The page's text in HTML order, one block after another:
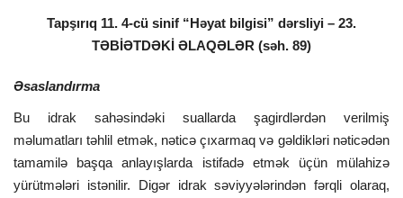
Tapşırıq 11. 4-cü sinif “Həyat bilgisi” dərsliyi – 23.
TƏBİƏTDƏKİ ƏLAQƏLƏR (səh. 89)
Əsaslandırma
Bu idrak sahəsindəki suallarda şagirdlərdən verilmiş
məlumatları təhlil etmək, nəticə çıxarmaq və gəldikləri nəticədən
tamamilə başqa anlayışlarda istifadə etmək üçün mülahizə
yürütmələri istənilir. Digər idrak səviyyələrindən fərqli olaraq,